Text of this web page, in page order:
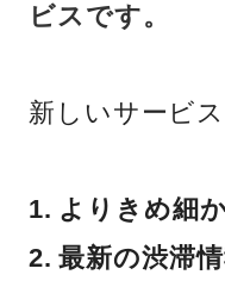
ビスです。
新しいサービ
よりきめ細
最新の渋滞